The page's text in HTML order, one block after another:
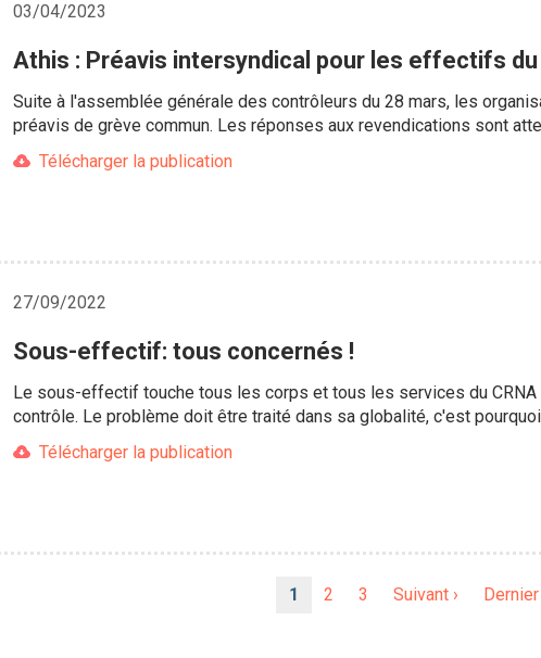
03/04/2023
Athis : Préavis intersyndical pour les effectifs du
Suite à l'assemblée générale des contrôleurs du 28 mars, les
préavis de grève commun. Les réponses aux revendications sont
Télécharger la publication
27/09/2022
Sous-effectif: tous concernés !
Le sous-effectif touche tous les corps et tous les services du
contrôle. Le problème doit être traité dans sa globalité, c'est
Télécharger la publication
Page
1 Page
2 Page
3
Page
Suivant › Dernier